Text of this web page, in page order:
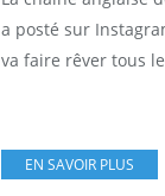
a posté sur
va faire rêver tous
EN SAVOIR PLUS